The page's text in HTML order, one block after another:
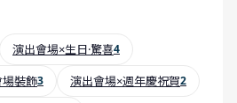
演出會場×生日·驚喜4
裝飾3 演出會場×週年慶祝賀2